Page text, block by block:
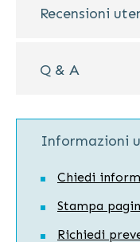
Recensioni
Q & A
Informazioni
Chiedi
Stampa
Richiedi